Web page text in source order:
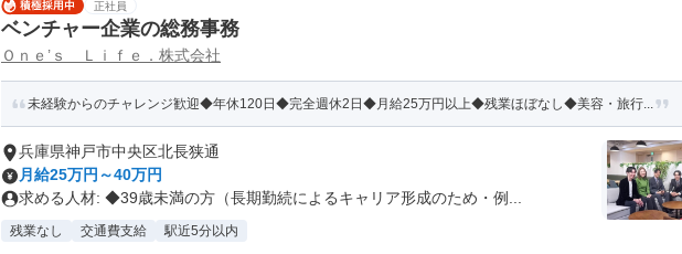
正社員
ベンチャー企業の総務事務
Ｏｎｅ’ｓ Ｌｉｆｅ．株式会社
未経験からのチャレンジ歓迎◆年休120日◆完全週休2日◆月給25万円以上◆残業ほぼなし◆美容・旅行...
兵庫県神戸市中央区北長狭通
月給25万円～40万円
求める人材: ◆39歳未満の方（長期勤続によるキャリア形成のため・例...
残業なし 交通費支給 駅近5分以内